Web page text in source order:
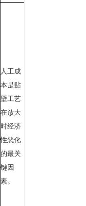
人工成
本是贴
壁工艺
在放大
时经济
性恶化
的最关
键因
素。